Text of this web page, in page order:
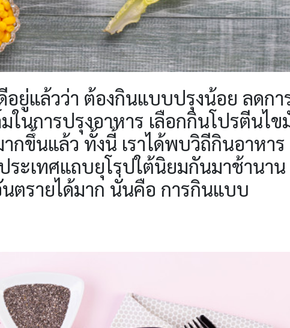
ยู่แล้วว่า ต้องกินแบบปรุงน้อย ลดกา
นการปรุงอาหาร เลือกกินโปรตีนไข
กขึ้นแล้ว ทั้งนี้ เราได้พบวิถีกินอาหาร
ะเทศแถบยุโรปใต้นิยมกันมาช้านา
นตรายได้มาก นั่นคือ การกินแบบ